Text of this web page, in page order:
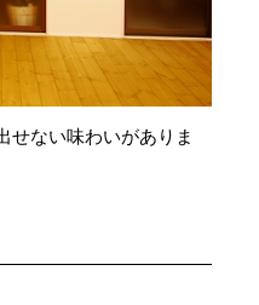
せない味わいがありま